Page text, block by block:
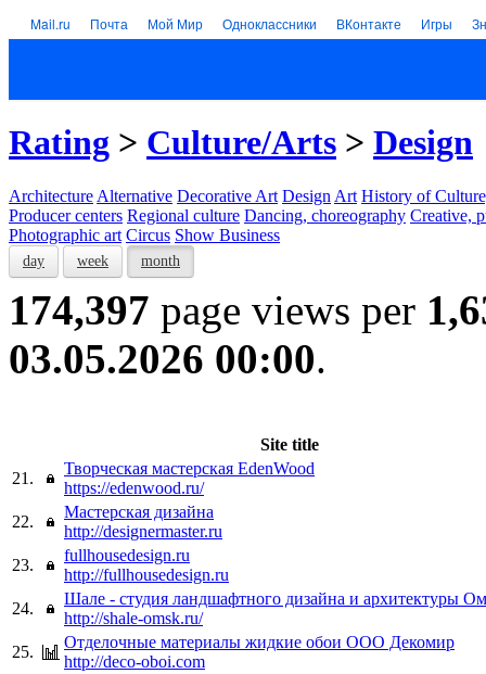
Mail.ru Почта Мой Мир Одноклассники ВКонтакте Игры
Rating > Culture/Arts > Design
Architecture Alternative Decorative Art Design Art History of
Producer centers Regional culture Dancing, choreography Creative,
Photographic art Circus Show Business
day week month
174,397 page views per
03.05.2026 00:00.
Site title
21.
Творческая мастерская EdenWood
https://edenwood.ru/
22.
Мастерская дизайна
http://designermaster.ru
23.
fullhousedesign.ru
http://fullhousedesign.ru
24.
Шале - студия ландшафтного дизайна и архитектуры
http://shale-omsk.ru/
25.
Отделочные материалы жидкие обои ООО Декомир
http://deco-oboi.com